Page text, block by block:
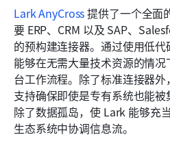
Lark AnyCross 提供了一个全面
要 ERP、CRM 以及 SAP、
的预构建连接器。通过使用低
能够在无需大量技术资源的情
台工作流程。除了标准连接器
支持确保即使是专有系统也能
除了数据孤岛，使 Lark 能够充
生态系统中协调信息流。